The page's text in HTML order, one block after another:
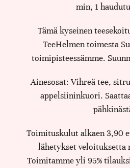
min, 1
Tämä kyseinen
TeeHelmen toimesta
toimipisteessämme.
Ainesosat: Vihreä tee,
appelsiininkuori.
Toimituskulut alkaen 3,90
lähetykset veloituksetta
Toimitamme yli 95%